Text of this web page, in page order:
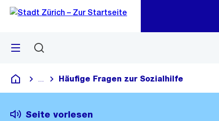
Navigation
Sprunglink
Menü
Deutsch
Blende alle Breadcrumbs ein
Häufige Fragen zur Sozialhilfe
Seite vorlesen